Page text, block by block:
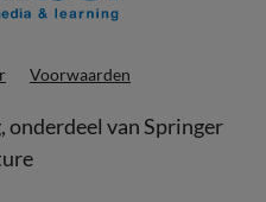
Voorwaarden
, onderdeel vanSpringer